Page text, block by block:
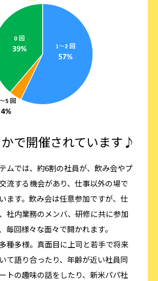
かで開催されています♪
ムでは、約6割の社員が、飲み会やプ
流する機会があり、仕事以外の場で
ます。飲み会は任意参加ですが、仕
社内業務のメンバ、研修に共に参加
毎回様々な面々で開かれます。
種多様。真面目に上司と若手で将来
て語り合ったり、年齢が近い社員同
トの趣味の話をしたり、新米パパ社